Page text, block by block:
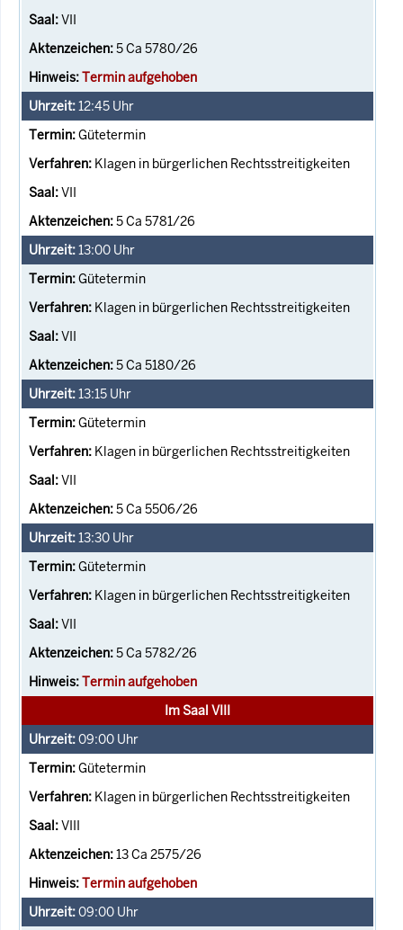
VII
5 Ca 5780/26
Termin aufgehoben
12:45 Uhr
Gütetermin
Klagen in bürgerlichen Rechtsstreitigkeiten
VII
5 Ca 5781/26
13:00 Uhr
Gütetermin
Klagen in bürgerlichen Rechtsstreitigkeiten
VII
5 Ca 5180/26
13:15 Uhr
Gütetermin
Klagen in bürgerlichen Rechtsstreitigkeiten
VII
5 Ca 5506/26
13:30 Uhr
Gütetermin
Klagen in bürgerlichen Rechtsstreitigkeiten
VII
5 Ca 5782/26
Termin aufgehoben
Im Saal VIII
09:00 Uhr
Gütetermin
Klagen in bürgerlichen Rechtsstreitigkeiten
VIII
13 Ca 2575/26
Termin aufgehoben
09:00 Uhr